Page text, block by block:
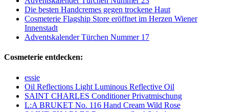
Die besten Handcremes gegen trockene Haut
Cosmeterie Flagship Store eröffnet im Herzen Wiener
Innenstadt
Adventskalender Türchen Nummer 17
Cosmeterie entdecken:
essie
Oil Reflections Light Luminous Reflective Oil
SAINT CHARLES Conditioner Privatmischung
L:A BRUKET No. 116 Hand Cream Wild Rose